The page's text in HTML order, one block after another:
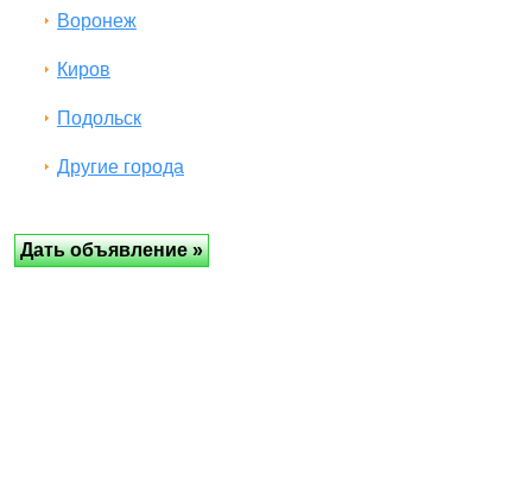
Воронеж
Киров
Подольск
Другие города